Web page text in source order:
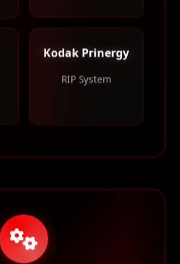
Kodak Prinergy
RIP System